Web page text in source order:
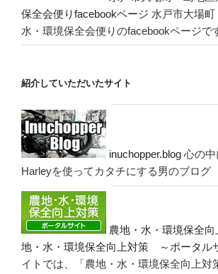
保全会便りfacebookページ 水戸市大場町
水・環境保全会便りのfacebookページで
紹介していただいたサイト
inuchopper.blog 心の
Harleyを使ってカタチにする男のブログ
農地・水・環境保全
地・水・環境保全向上対策 ～ポータル
イトでは、「農地・水・環境保全向上対